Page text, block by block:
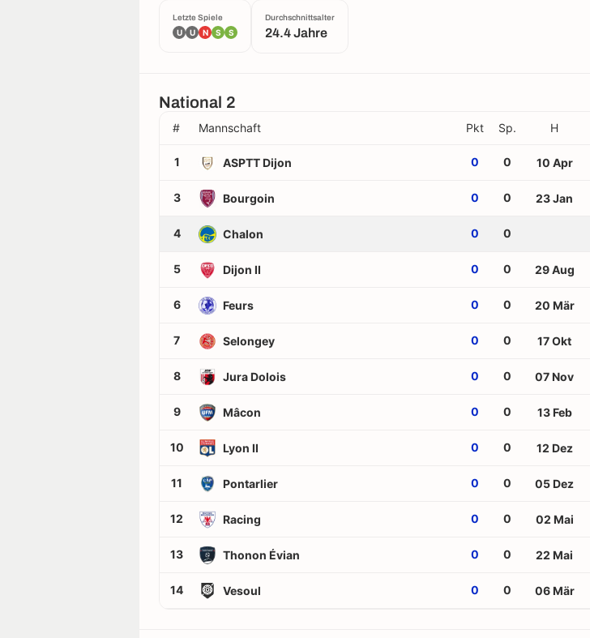
Letzte Spiele
U U N S S
Durchschnittsalter
24.4 Jahre
National 2
# Mannschaft Pkt Sp. H
1 ASPTT Dijon 0 0 10 Apr
3 Bourgoin 0 0 23 Jan
4 Chalon 0 0
5 Dijon II 0 0 29 Aug
6 Feurs 0 0 20 Mär
7 Selongey 0 0 17 Okt
8 Jura Dolois 0 0 07 Nov
9 Mâcon 0 0 13 Feb
10 Lyon II 0 0 12 Dez
11 Pontarlier 0 0 05 Dez
12 Racing 0 0 02 Mai
13 Thonon Évian 0 0 22 Mai
14 Vesoul 0 0 06 Mär